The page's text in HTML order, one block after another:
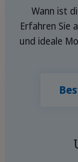
Wann ist
Erfahren Sie
und ideale